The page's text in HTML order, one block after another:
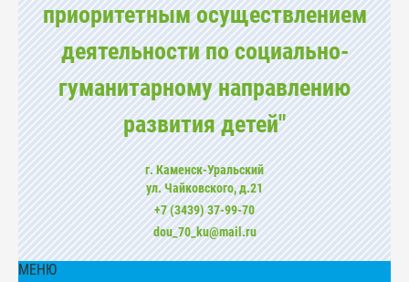
приоритетным осуществлением
деятельности по социально-
гуманитарному направлению
развития детей"
г. Каменск-Уральский
ул. Чайковского, д.21
+7 (3439) 37-99-70
dou_70_ku@mail.ru
МЕНЮ